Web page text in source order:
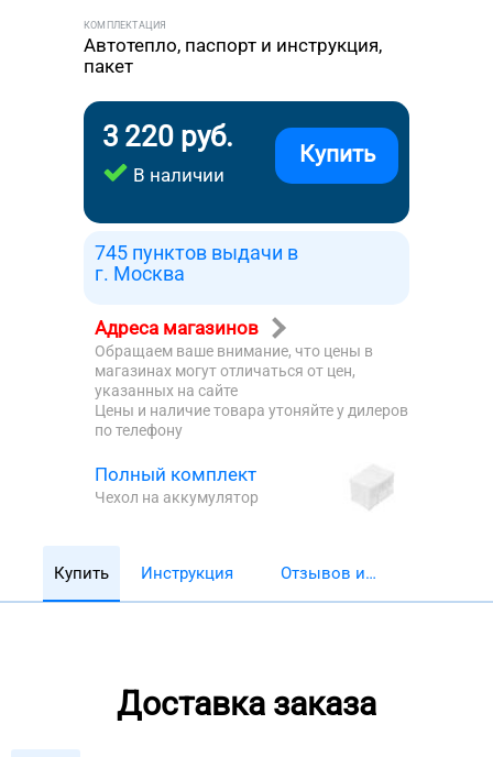
КОМПЛЕКТАЦИЯ
Автотепло, паспорт и инструкция,
пакет
3 220 руб.
В наличии
Купить
745 пунктов выдачи в
г. Москва
Адреса магазинов
Обращаем ваше внимание, что цены в
магазинах могут отличаться от цен,
указанных на сайте
Цены и наличие товара утоняйте у дилеров
по телефону
Полный комплект
Чехол на аккумулятор
Купить Инструкция
Отзывов и
Доставка заказа